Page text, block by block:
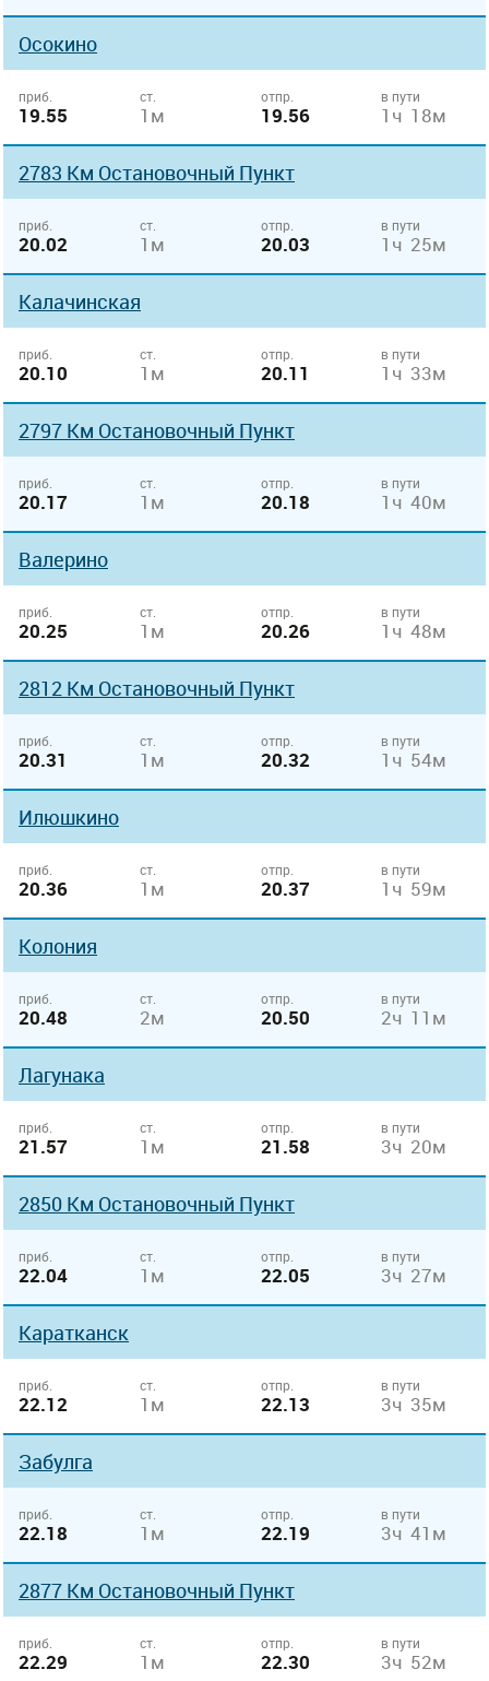
Осокино
приб.
19.55
ст.
1м
отпр.
19.56
в пути
1ч 18м
2783 Км Остановочный Пункт
приб.
20.02
ст.
1м
отпр.
20.03
в пути
1ч 25м
Калачинская
приб.
20.10
ст.
1м
отпр.
20.11
в пути
1ч 33м
2797 Км Остановочный Пункт
приб.
20.17
ст.
1м
отпр.
20.18
в пути
1ч 40м
Валерино
приб.
20.25
ст.
1м
отпр.
20.26
в пути
1ч 48м
2812 Км Остановочный Пункт
приб.
20.31
ст.
1м
отпр.
20.32
в пути
1ч 54м
Илюшкино
приб.
20.36
ст.
1м
отпр.
20.37
в пути
1ч 59м
Колония
приб.
20.48
ст.
2м
отпр.
20.50
в пути
2ч 11м
Лагунака
приб.
21.57
ст.
1м
отпр.
21.58
в пути
3ч 20м
2850 Км Остановочный Пункт
приб.
22.04
ст.
1м
отпр.
22.05
в пути
3ч 27м
Каратканск
приб.
22.12
ст.
1м
отпр.
22.13
в пути
3ч 35м
Забулга
приб.
22.18
ст.
1м
отпр.
22.19
в пути
3ч 41м
2877 Км Остановочный Пункт
приб.
22.29
ст.
1м
отпр.
22.30
в пути
3ч 52м